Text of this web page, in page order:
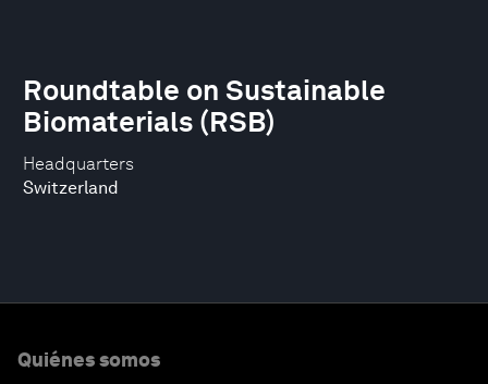
Headquarters
Switzerland
Roundtable on Sustainable
Biomaterials (RSB)
Quiénes somos